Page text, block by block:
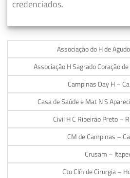
credenciados.
Associação do H de
Associação H Sagrado Coração
Campinas Day H –
Casa de Saúde e Mat N S
Civil H C Ribeirão Preto –
CM de Campinas –
Crusam –
Cto Clín de Cirurgia –